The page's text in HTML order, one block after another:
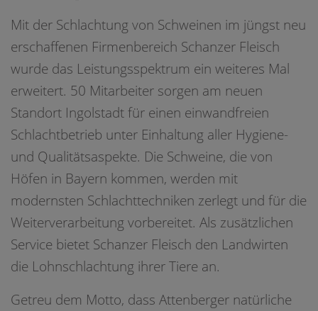
Mit der Schlachtung von Schweinen im jüngst neu
erschaffenen Firmenbereich Schanzer Fleisch
wurde das Leistungsspektrum ein weiteres Mal
erweitert. 50 Mitarbeiter sorgen am neuen
Standort Ingolstadt für einen einwandfreien
Schlachtbetrieb unter Einhaltung aller Hygiene-
und Qualitätsaspekte. Die Schweine, die von
Höfen in Bayern kommen, werden mit
modernsten Schlachttechniken zerlegt und für die
Weiterverarbeitung vorbereitet. Als zusätzlichen
Service bietet Schanzer Fleisch den Landwirten
die Lohnschlachtung ihrer Tiere an.
Getreu dem Motto, dass Attenberger natürliche